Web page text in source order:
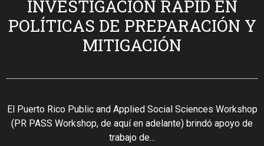
INVESTIGACIÓN RAPID EN
POLÍTICAS DE PREPARACIÓN Y
MITIGACIÓN
El Puerto Rico Public and Applied Social Sciences Workshop
(PR PASS Workshop, de aquí en adelante) brindó apoyo de
trabajo de...